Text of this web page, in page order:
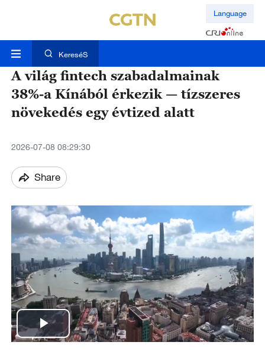
Language
KereséS
A világ fintech szabadalmainak
38%-a Kínából érkezik — tízszeres
növekedés egy évtized alatt
2026-07-08 08:29:30
Share
P